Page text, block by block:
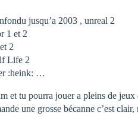
jusqu’a 2003 , unreal 2
1 et 2
2
Life 2
:heink: …
et tu pourra jouer a pleins de jeux
une grosse bécanne c’est